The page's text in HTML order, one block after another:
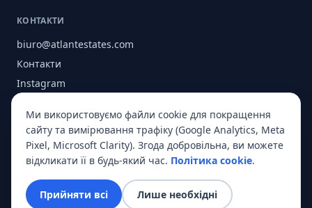
КОНТАКТИ
biuro@atlantestates.com
Контакти
Instagram
Про нас
© 2026 Atlant Estates. Усі права захищено.
Ми використовуємо файли cookie для покращення
сайту та вимірювання трафіку (Google Analytics, Meta
Pixel, Microsoft Clarity). Згода добровільна, ви можете
відкликати її в будь-який час. Політика cookie.
Прийняти всі Лише необхідні